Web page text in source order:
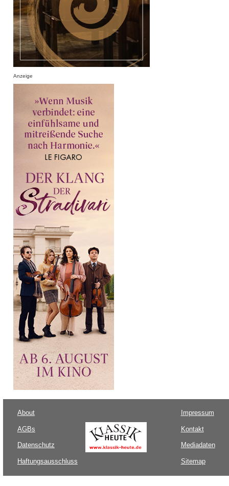
Anzeige
About
AGBs
Datenschutz
Haftungsausschluss
Impressum
Kontakt
Mediadaten
Sitemap